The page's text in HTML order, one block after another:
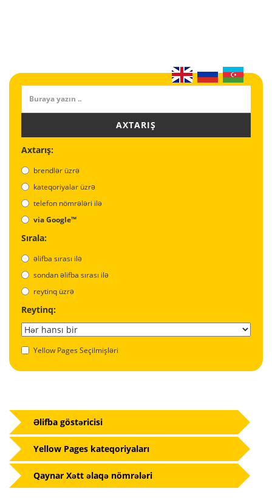
AXTARIŞ
Axtarış:
brendlər üzrə
kateqoriyalar üzrə
telefon nömrələri ilə
via Google™
Sırala:
əlifba sırası ilə
sondan əlifba sırası ilə
reytinq üzrə
Reytinq:
Yellow Pages Seçilmişləri
Əlifba göstəricisi
Yellow Pages kateqoriyaları
Qaynar Xətt əlaqə nömrələri